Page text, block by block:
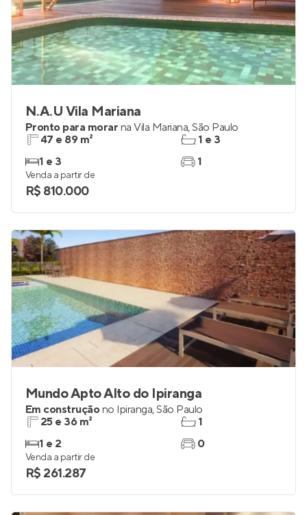
N.A.U Vila Mariana
Pronto para morar na Vila Mariana,São Paulo
47 e 89 m²
1 e 3
1 e 3
1
Venda a partir de
R$ 810.000
Mundo Apto Alto do Ipiranga
Em construçãono Ipiranga,São Paulo
25 e 36 m²
1 e 2
1
0
Venda a partir de
R$ 261.287